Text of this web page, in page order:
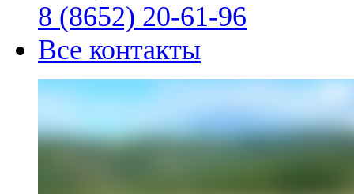
8 (8652) 20-61-96
Все контакты